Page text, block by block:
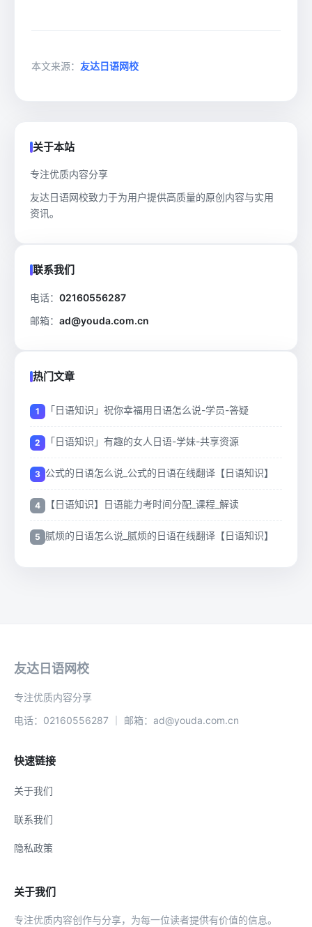
本文来源： 友达日语网校
关于本站
专注优质内容分享
友达日语网校致力于为用户提供高质量的原创内容与实用
资讯。
联系我们
电话： 02160556287
邮箱： ad@youda.com.cn
热门文章
「日语知识」祝你幸福用日语怎么说-学员-答疑
「日语知识」有趣的女人日语-学妹-共享资源
公式的日语怎么说_公式的日语在线翻译【日语知识】
【日语知识】日语能力考时间分配_课程_解读
腻烦的日语怎么说_腻烦的日语在线翻译【日语知识】
友达日语网校
专注优质内容分享
电话：02160556287 ｜ 邮箱：ad@youda.com.cn
快速链接
关于我们
联系我们
隐私政策
关于我们
专注优质内容创作与分享，为每一位读者提供有价值的信息。